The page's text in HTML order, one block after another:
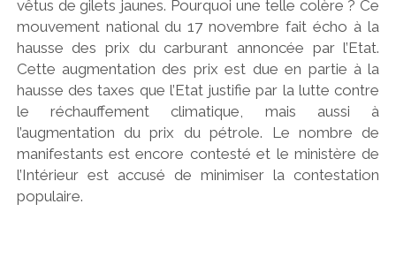
vêtus de gilets jaunes. Pourquoi une telle colère ? Ce
mouvement national du 17 novembre fait écho à la
hausse des prix du carburant annoncée par l’Etat.
Cette augmentation des prix est due en partie à la
hausse des taxes que l’Etat justifie par la lutte contre
le réchauffement climatique, mais aussi à
l’augmentation du prix du pétrole. Le nombre de
manifestants est encore contesté et le ministère de
l’Intérieur est accusé de minimiser la contestation
populaire.